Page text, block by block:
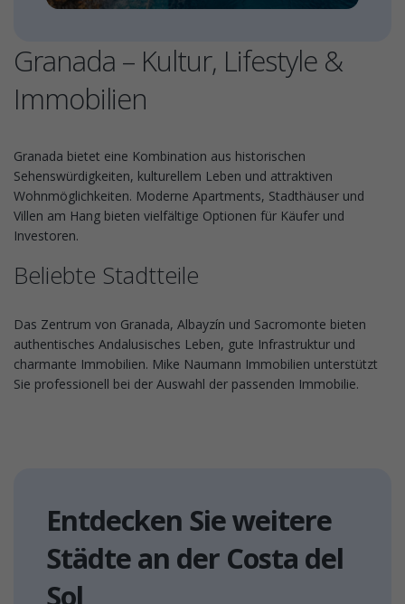
Granada – Kultur, Lifestyle &
Immobilien
Granada bietet eine Kombination aus historischen
Sehenswürdigkeiten, kulturellem Leben und attraktiven
Wohnmöglichkeiten. Moderne Apartments, Stadthäuser und
Villen am Hang bieten vielfältige Optionen für Käufer und
Investoren.
Beliebte Stadtteile
Das Zentrum von Granada, Albayzín und Sacromonte bieten
authentisches Andalusisches Leben, gute Infrastruktur und
charmante Immobilien. Mike Naumann Immobilien unterstützt
Sie professionell bei der Auswahl der passenden Immobilie.
Entdecken Sie weitere
Städte an der Costa del
Sol